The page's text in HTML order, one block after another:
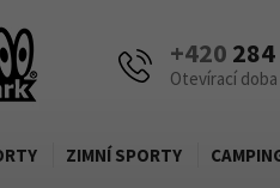
+420
Otevírací doba
ZIMNÍ SPORTY